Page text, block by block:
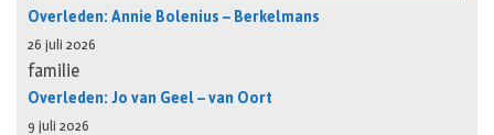
Overleden: Annie Bolenius – Berkelmans
26 juli 2026
familie
Overleden: Jo van Geel – van Oort
9 juli 2026